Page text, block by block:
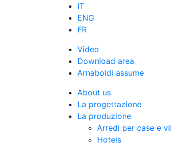
IT
ENG
FR
Video
Download area
Arnaboldi assume
About us
La progettazione
La produzione
Arredi per case e
Hotels